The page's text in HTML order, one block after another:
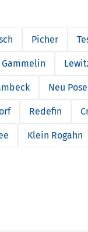
Picher
Gammelin
Neu
Redefin
Klein Rogahn